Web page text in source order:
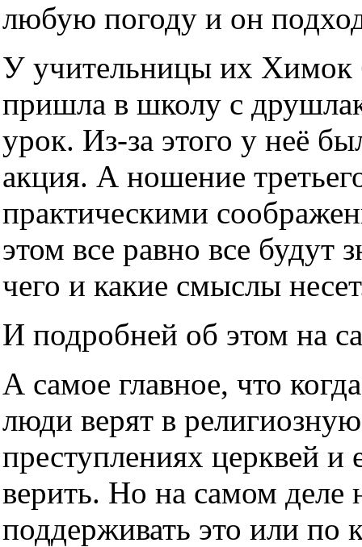
любую погоду и он
У учительницы их Химок
пришла в школу с
урок. Из-за этого у неё
акция. А ношение
практическими
этом все равно все будут
чего и какие смыслы
И подробней об этом на
А самое главное, что
люди верят в
преступлениях церквей и
верить. Но на самом деле
поддерживать это или по